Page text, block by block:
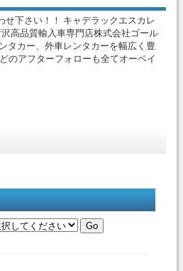
下さい！！ キャデラックエスカレ
高品質輸入車専門店株式会社ゴール
タカー、外車レンタカーを幅広く豊
のアフターフォローも全てオーベイ